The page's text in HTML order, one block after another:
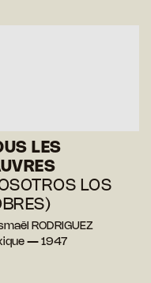
LES
LOS
RODRIGUEZ
— 1947